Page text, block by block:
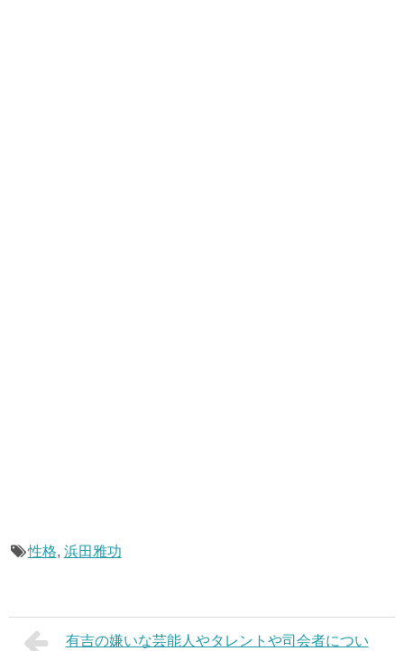
性格, 浜田雅功
有吉の嫌いな芸能人やタレントや司会者につい